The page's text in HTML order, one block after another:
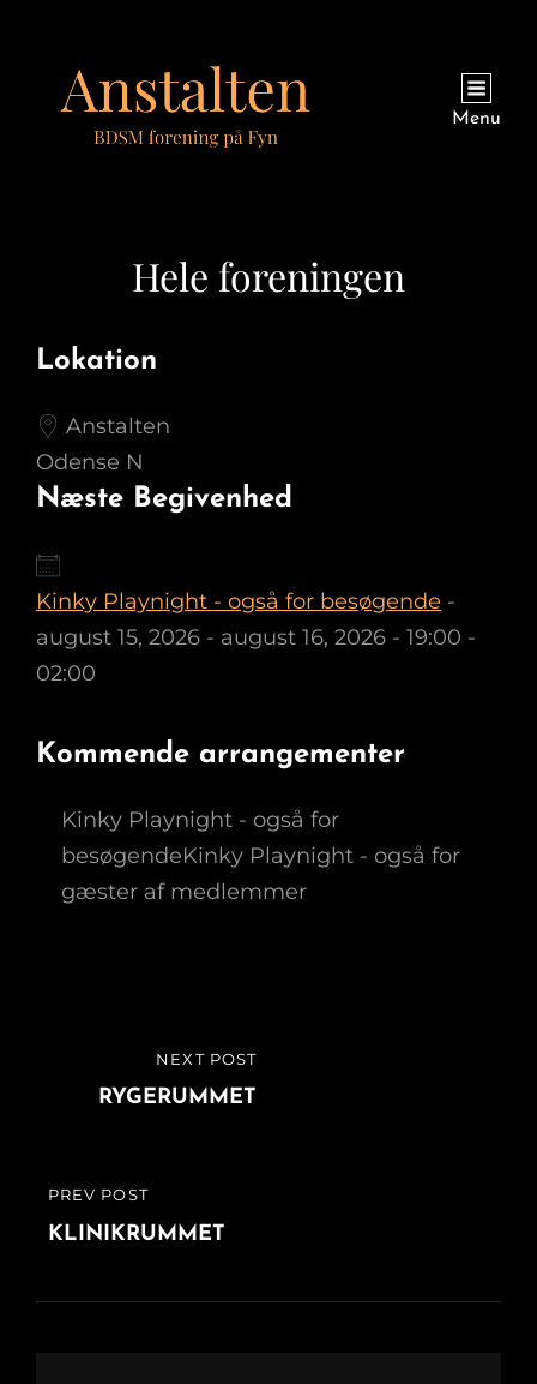
Menu
Hele foreningen
Lokation
Anstalten
Odense N
Næste Begivenhed
Kinky Playnight - også for besøgende -
august 15, 2026 - august 16, 2026 - 19:00 -
02:00
Kommende arrangementer
Kinky Playnight - også for
besøgendeKinky Playnight - også for
gæster af medlemmer
Indlægsnavigation
PREVIOUS
POST
PREV POST
KLINIKRUMMET
POST
NEXT POST
RYGERUMMET